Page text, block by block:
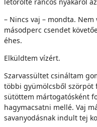
– Nincs vaj – mondta.
másodperc csendet
éhes.
Elküldtem vízért.
Szarvassültet csináltam
többi gyümölcsből szörpöt
sütöttem mártogatósként
hagymacsatni mellé. Vaj
savanyodásnak indult tej